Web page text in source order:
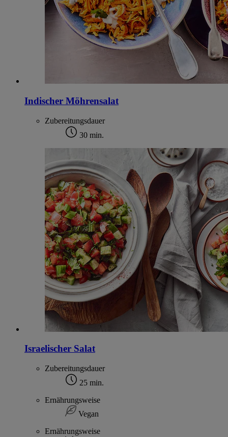
Indischer Möhrensalat
Zubereitungsdauer
30 min.
Israelischer Salat
Zubereitungsdauer
25 min.
Ernährungsweise
Vegan
Ernährungsweise